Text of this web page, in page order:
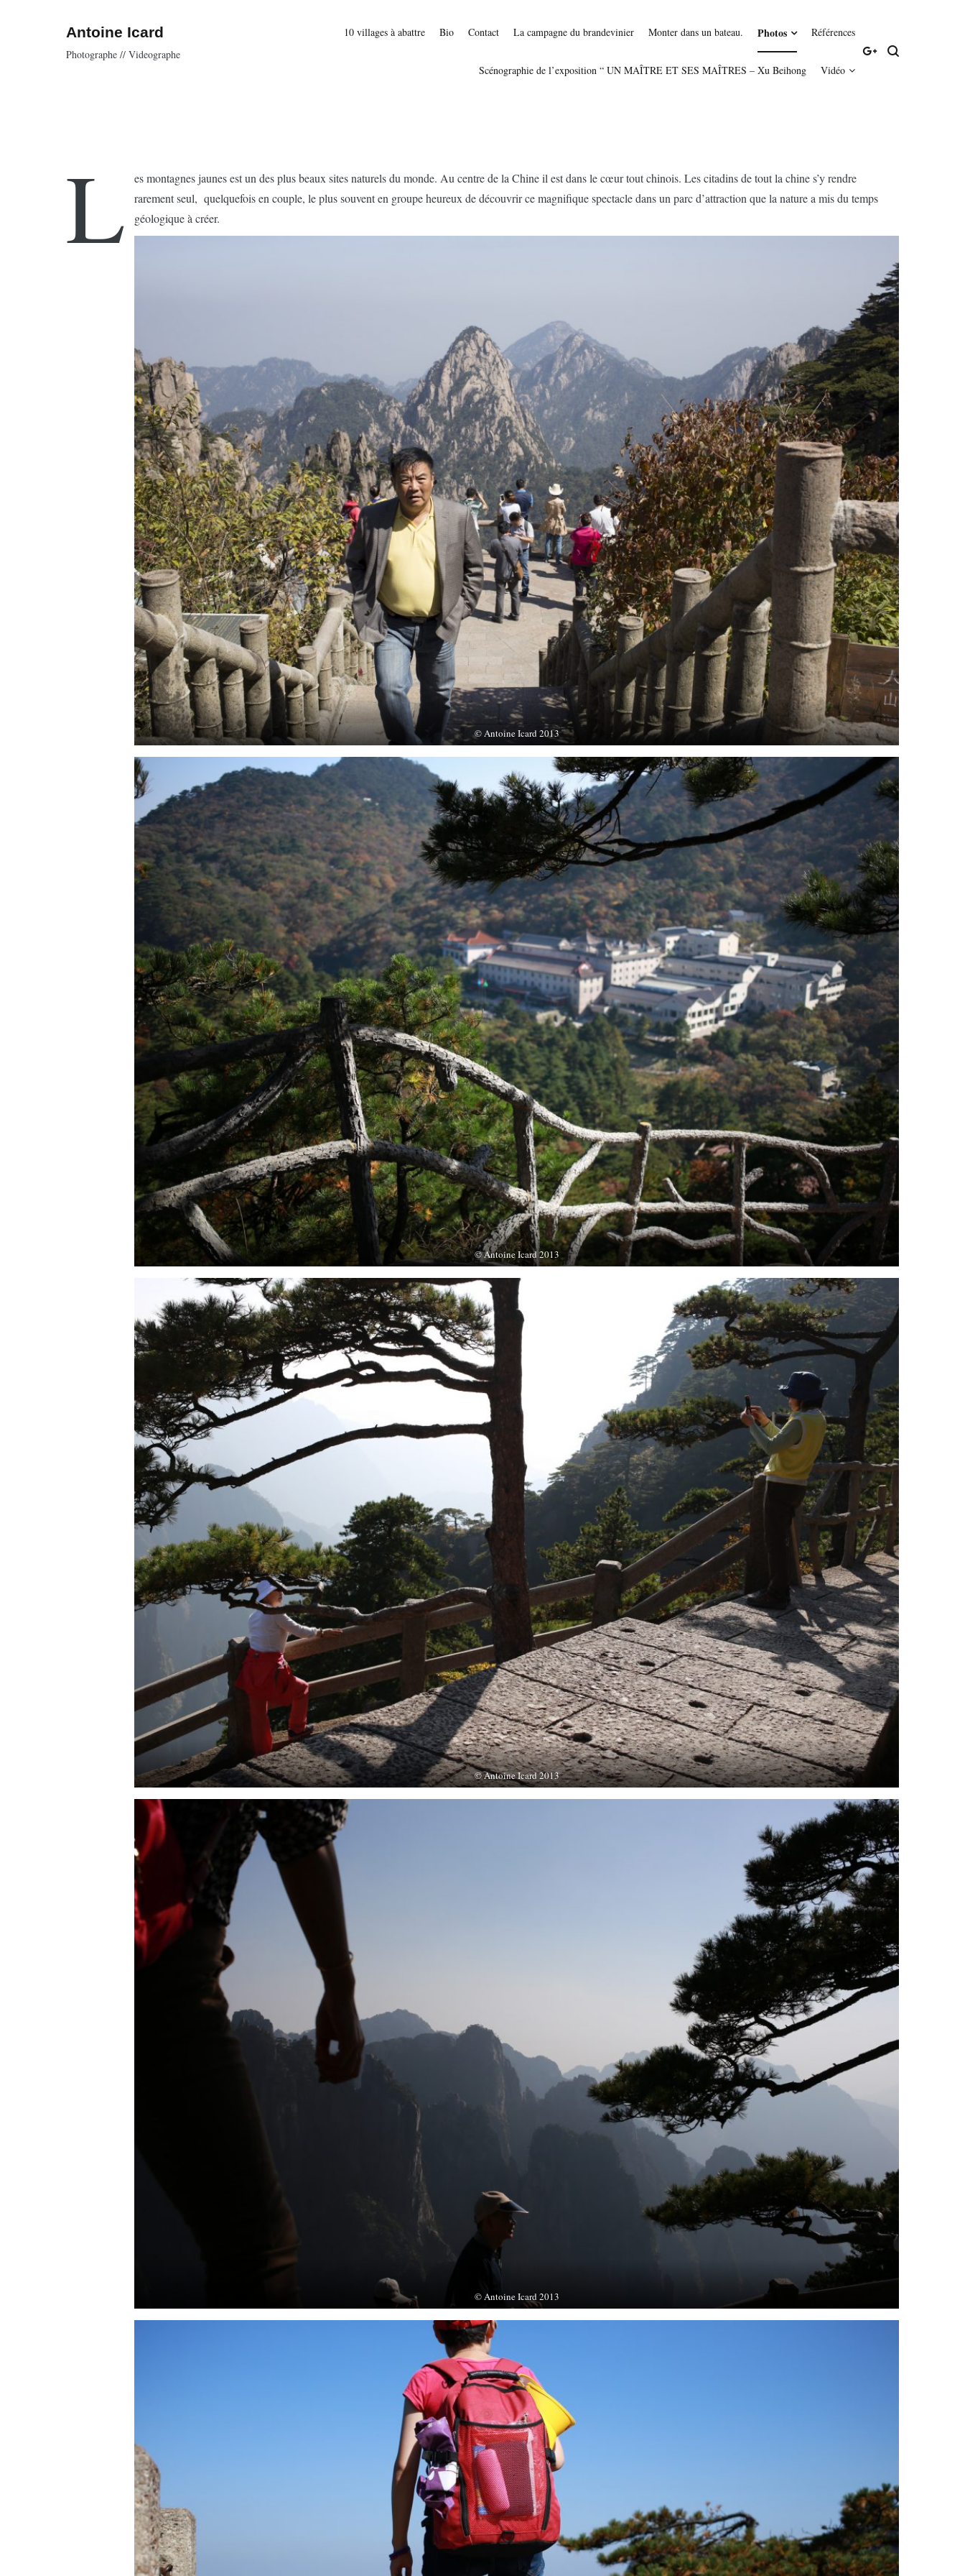
Antoine Icard
Photographe // Videographe
10 villages à abattre Bio Contact La campagne du brandevinier Monter dans un bateau. Photos Références
Scénographie de l’exposition “ UN MAÎTRE ET SES MAÎTRES – Xu Beihong Vidéo
L
es montagnes jaunes est un des plus beaux sites naturels du monde. Au centre de la Chine il est dans le cœur tout chinois. Les citadins de tout la chine s’y rendre
rarement seul, quelquefois en couple, le plus souvent en groupe heureux de découvrir ce magnifique spectacle dans un parc d’attraction que la nature a mis du temps
géologique à créer.
© Antoine Icard 2013
© Antoine Icard 2013
© Antoine Icard 2013
© Antoine Icard 2013